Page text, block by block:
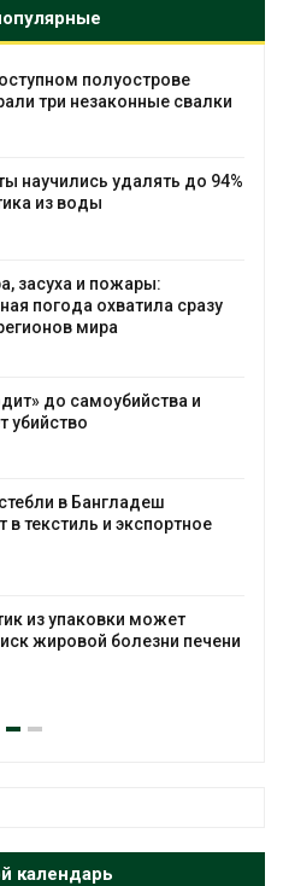
свалки
удалять до 94%
сразу
и
экспортное
может
болезни печени
календарь